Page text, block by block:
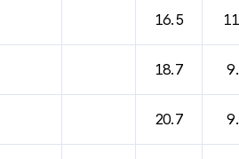
16.5
18.7
20.7